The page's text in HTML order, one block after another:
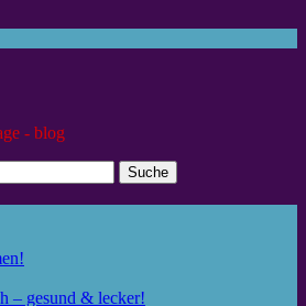
- blog
– gesund & lecker!